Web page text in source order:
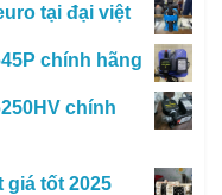
tại đại việt
chính hãng
chính
giá tốt 2025